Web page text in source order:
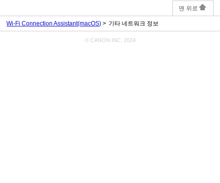
맨 위로
Wi-Fi Connection Assistant(macOS) 기타 네트워크 정보
© CANON INC. 2024